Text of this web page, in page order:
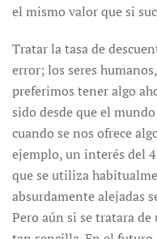
el mismo valor que si
Tratar la tasa de
error; los seres
preferimos tener algo
sido desde que el
cuando se nos ofrece
ejemplo, un interés del
que se utiliza
absurdamente alejadas
Pero aún si se tratara